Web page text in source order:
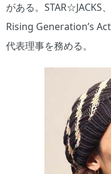
がある。
Rising Generation’s
代表理事を務める。